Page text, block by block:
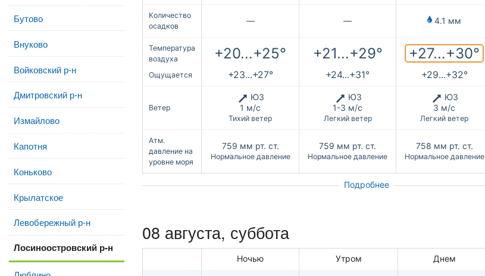
Бутово
Внуково
Войковский р-н
Дмитровский р-н
Измайлово
Капотня
Коньково
Крылатское
Левобережный р-н
Лосиноостровский р-н
Количество
осадков
— — 4.1 мм
Температура
воздуха
+20...+25° +21...+29° +27...+30°
Ощущается +23...+27° +24...+31° +29...+32°
Ветер
ЮЗ
1 м/с
Тихий ветер
ЮЗ
1-3 м/с
Легкий ветер
ЮЗ
3 м/с
Легкий ветер
Атм.
давление на
уровне моря
759 мм рт. ст.
Нормальное давление
759 мм рт. ст.
Нормальное давление
758 мм рт. ст.
Нормальное давление
Подробнее
08 августа, суббота
Ночью Утром Днем